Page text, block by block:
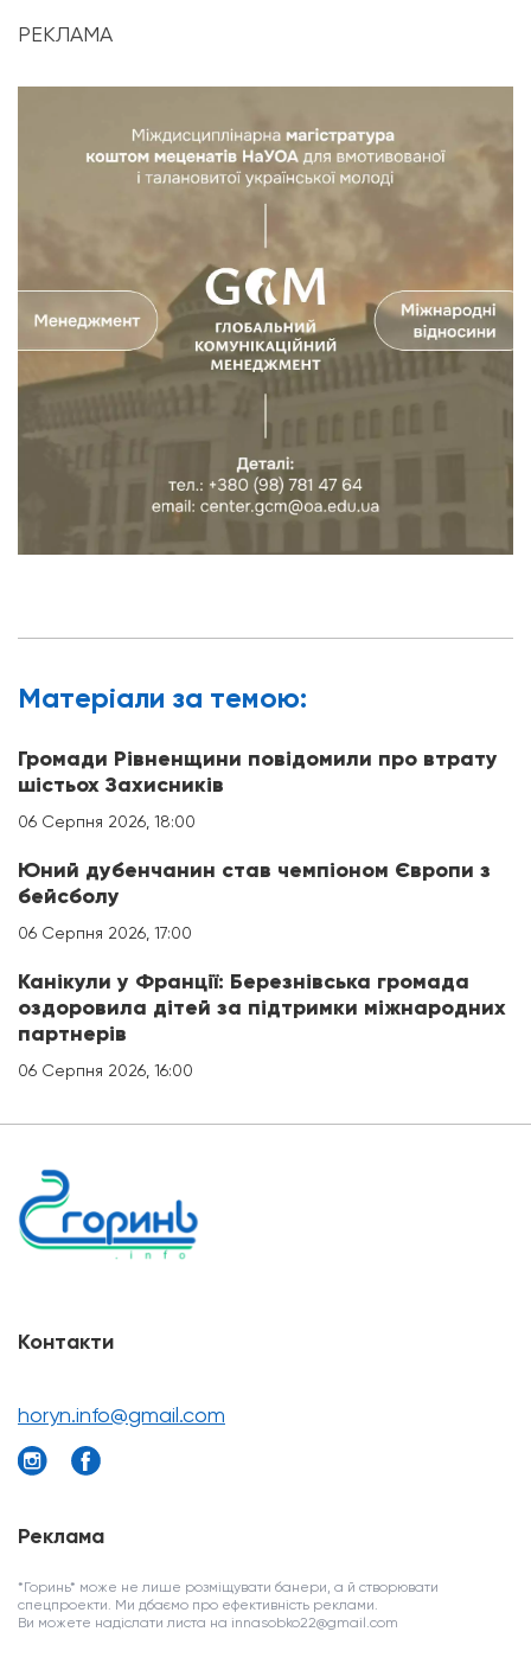
РЕКЛАМА
Матерiали за темою:
Громади Рівненщини повідомили про втрату
шістьох Захисників
06 Серпня 2026, 18:00
Юний дубенчанин став чемпіоном Європи з
бейсболу
06 Серпня 2026, 17:00
Канікули у Франції: Березнівська громада
оздоровила дітей за підтримки міжнародних
партнерів
06 Серпня 2026, 16:00
Контакти
horyn.info@gmail.com
Реклама
*Горинь* може не лише розміщувати банери, а й створювати
спецпроекти. Ми дбаємо про ефективність реклами.
Ви можете надіслати листа на innasobko22@gmail.com